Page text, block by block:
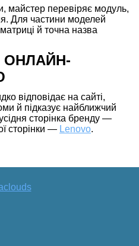
майстер перевіряє модуль,
Для частини моделей
й точна назва
ОНЛАЙН-
відповідає на сайті,
й підказує найближчий
сторінка бренду —
сторінки — Lenovo.